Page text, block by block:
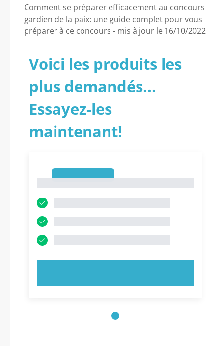
Comment se préparer efficacement au concours
gardien de la paix: une guide complet pour vous
préparer à ce concours - mis à jour le 16/10/2022
Voici les produits les
plus demandés...
Essayez-les
maintenant!